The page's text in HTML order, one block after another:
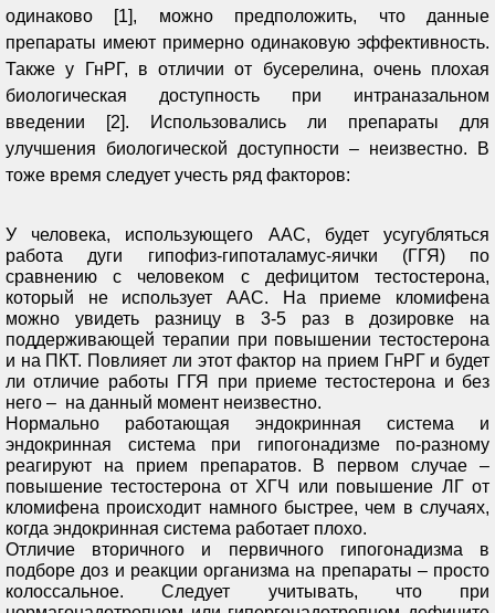
одинаково [1], можно предположить, что данные
препараты имеют примерно одинаковую эффективность.
Также у ГнРГ, в отличии от бусерелина, очень плохая
биологическая доступность при интраназальном
введении [2]. Использовались ли препараты для
улучшения биологической доступности – неизвестно. В
тоже время следует учесть ряд факторов:
У человека, использующего ААС, будет усугубляться
работа дуги гипофиз-гипоталамус-яички (ГГЯ) по
сравнению с человеком с дефицитом тестостерона,
который не использует ААС. На приеме кломифена
можно увидеть разницу в 3-5 раз в дозировке на
поддерживающей терапии при повышении тестостерона
и на ПКТ. Повлияет ли этот фактор на прием ГнРГ и будет
ли отличие работы ГГЯ при приеме тестостерона и без
него – на данный момент неизвестно.
Нормально работающая эндокринная система и
эндокринная система при гипогонадизме по-разному
реагируют на прием препаратов. В первом случае –
повышение тестостерона от ХГЧ или повышение ЛГ от
кломифена происходит намного быстрее, чем в случаях,
когда эндокринная система работает плохо.
Отличие вторичного и первичного гипогонадизма в
подборе доз и реакции организма на препараты – просто
колоссальное. Следует учитывать, что при